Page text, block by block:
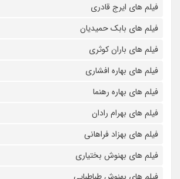
فیلم های ایرج قادری
فیلم های بابک حمیدیان
فیلم های باران کوثری
فیلم های بهاره افشاری
فیلم های بهاره رهنما
فیلم های بهرام رادان
فیلم های بهزاد فراهانی
فیلم های بهنوش بختیاری